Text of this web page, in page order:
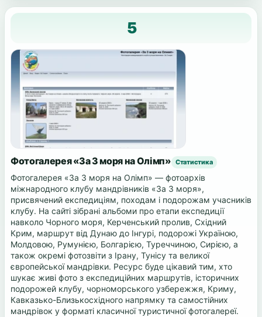
5
Фотогалерея «За 3 моря на Олімп» Статистика
Фотогалерея «За 3 моря на Олімп» — фотоархів
міжнародного клубу мандрівників «За 3 моря»,
присвячений експедиціям, походам і подорожам учасників
клубу. На сайті зібрані альбоми про етапи експедиції
навколо Чорного моря, Керченський пролив, Східний
Крим, маршрут від Дунаю до Інгурі, подорожі Україною,
Молдовою, Румунією, Болгарією, Туреччиною, Сирією, а
також окремі фотозвіти з Ірану, Тунісу та великої
європейської мандрівки. Ресурс буде цікавий тим, хто
шукає живі фото з експедиційних маршрутів, історичних
подорожей клубу, чорноморського узбережжя, Криму,
Кавказько-Близькосхідного напрямку та самостійних
мандрівок у форматі класичної туристичної фотогалереї.